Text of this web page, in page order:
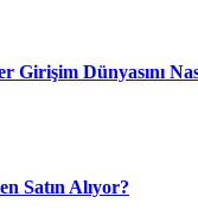
Dünyasını
Satın Alıyor?